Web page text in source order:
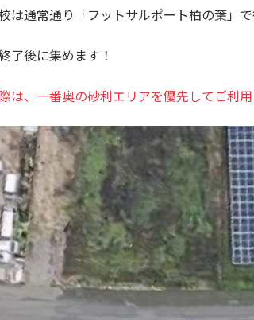
は通常通り「フットサルポート柏の葉」で
了後に集めます！
は、一番奥の砂利エリアを優先してご利用